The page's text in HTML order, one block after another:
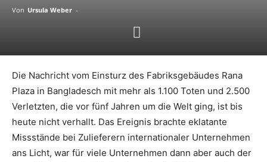
Von Ursula Weber -
Die Nachricht vom Einsturz des Fabriksgebäudes Rana
Plaza in Bangladesch mit mehr als 1.100 Toten und 2.500
Verletzten, die vor fünf Jahren um die Welt ging, ist bis
heute nicht verhallt. Das Ereignis brachte eklatante
Missstände bei Zulieferern internationaler Unternehmen
ans Licht, war für viele Unternehmen dann aber auch der